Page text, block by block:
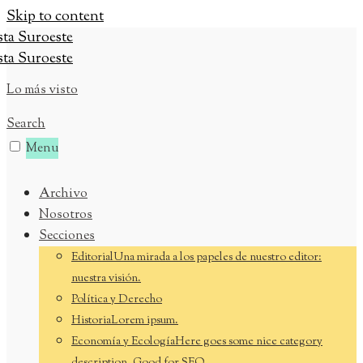
Skip to content
Lo más visto
Search
Menu
Archivo
Nosotros
Secciones
EditorialUna mirada a los papeles de nuestro editor:
nuestra visión.
Política y Derecho
HistoriaLorem ipsum.
Economía y EcologíaHere goes some nice category